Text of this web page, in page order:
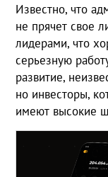
Известно, что
не прячет свое
лидерами, что
серьезную
развитие,
но инвесторы,
имеют высокие